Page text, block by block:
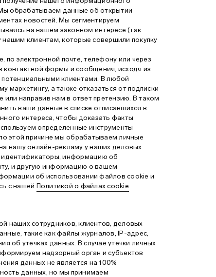
обрабатываем данные об открытии
новостей. Мы сегментируем
на нашем законном интересе (так
клиентам, которые совершили покупку
электронной почте, телефону или через
формы и сообщения, исходя из
клиентами. В любой
а также отказаться от подписки
направив нам в ответ претензию. В таком
ваши данные в списке отписавшихся в
интереса, чтобы доказать факты
определенные инструменты
этой причине мы обрабатываем личные
нашу онлайн-рекламу у наших деловых
идентификаторы, информацию об
и другую информацию о вашем
об использовании файлов cookie и
с нашей Политикой о файлах cookie.
наших сотрудников, клиентов, деловых
такие как файлы журналов, IP-адрес,
об утечках данных. В случае утечки личных
надзорный орган и субъектов
данных не является на 100%
данных, но мы принимаем